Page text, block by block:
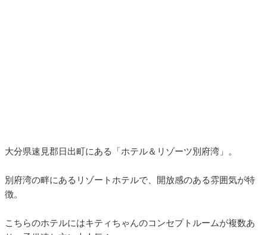
大分県速見郡日出町にある「ホテル＆リゾーツ別府湾」。
別府湾の畔にあるリゾートホテルで、開放感のある雰囲気が特
徴。
こちらのホテルにはキティちゃんのコンセプトルームが複数あ